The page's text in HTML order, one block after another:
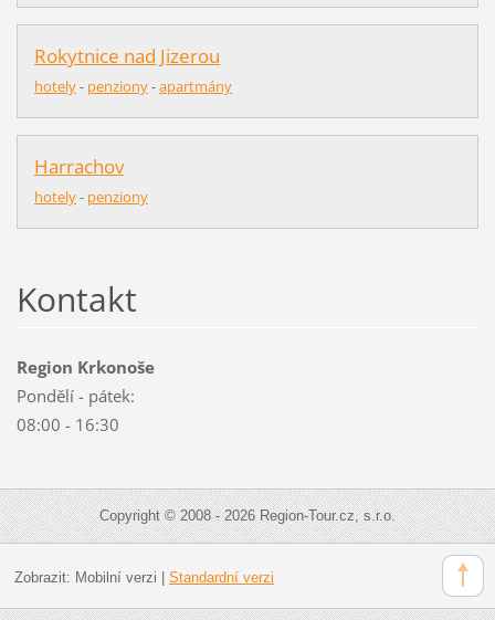
Rokytnice nad Jizerou
hotely- penziony-apartmány
Harrachov
hotely- penziony
Kontakt
Region Krkonoše
Pondělí - pátek:
08:00 - 16:30
Copyright © 2008 - 2026 Region-Tour.cz, s.r.o.
Zobrazit: Mobilní verzi | Standardní verzi